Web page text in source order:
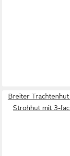
Breiter
Strohhut mit 3-